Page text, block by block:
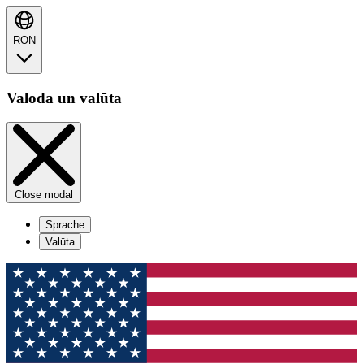
RON
Valoda un valūta
Close modal
Sprache
Valūta